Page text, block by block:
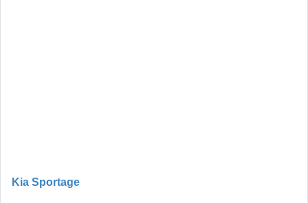
Kia Sportage